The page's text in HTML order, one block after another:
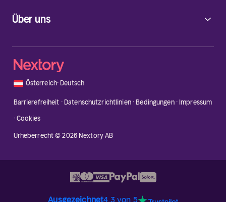
Über uns
🇦🇹 Österreich·Deutsch
Barrierefreiheit ·Datenschutzrichtlinien·Bedingungen· Impressum
·Cookies
Urheberrecht © 2026 Nextory AB
Ausgezeichnet4.3 von 5